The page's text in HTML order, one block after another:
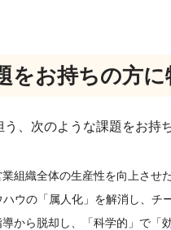
をお持ちの方
、次のような課題をお持
組織全体の生産性を向上させ
ウの「属人化」を解消し、チ
から脱却し、「科学的」で「